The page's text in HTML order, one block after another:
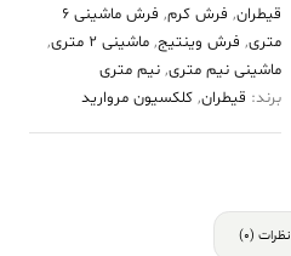
قیطران, فرش کرم,
فرش ماشینی 6
متری, فرش وینتیج, ماشینی 2 متری
,
ماشینی نیم متری, نیم متری
برند: قیطران, کلکسیون مروارید
نظرات (0)